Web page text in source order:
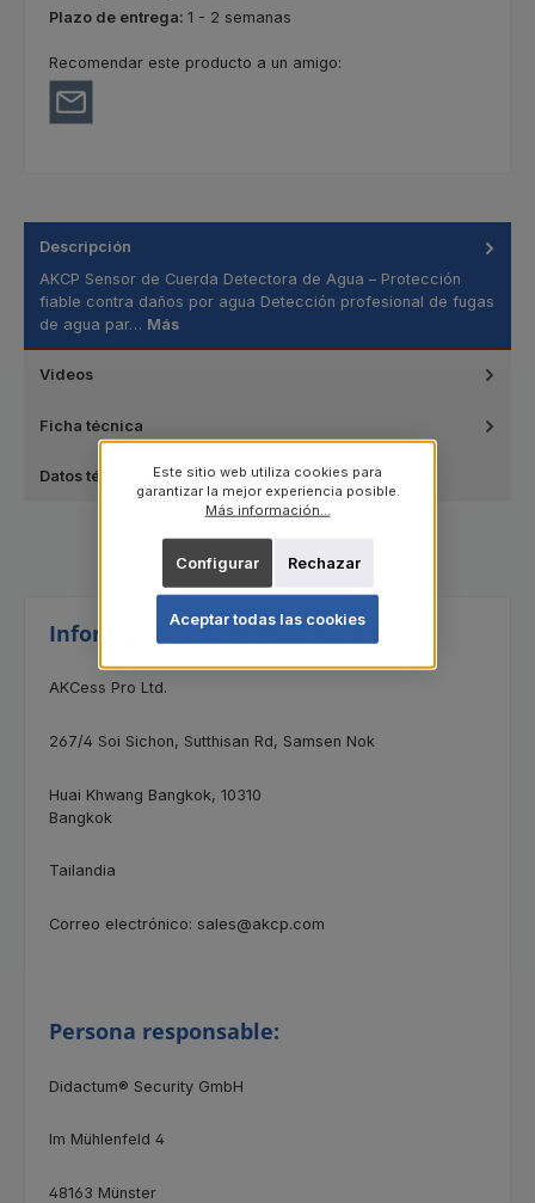
Plazo de entrega: 1 - 2 semanas
Recomendar este producto a un amigo:
Descripción
AKCP Sensor de Cuerda Detectora de Agua – Protección
fiable contra daños por agua Detección profesional de fugas
de agua par… Más
Videos
Ficha técnica
Datos técnicos
Información para el fabricante:
AKCess Pro Ltd.
267/4 Soi Sichon, Sutthisan Rd, Samsen Nok
Huai Khwang Bangkok, 10310
Bangkok
Tailandia
Correo electrónico: sales@akcp.com
Persona responsable:
Didactum® Security GmbH
Im Mühlenfeld 4
48163 Münster
Este sitio web utiliza cookies para
garantizar la mejor experiencia posible.
Más información...
Rechazar
Configurar
Aceptar todas las cookies